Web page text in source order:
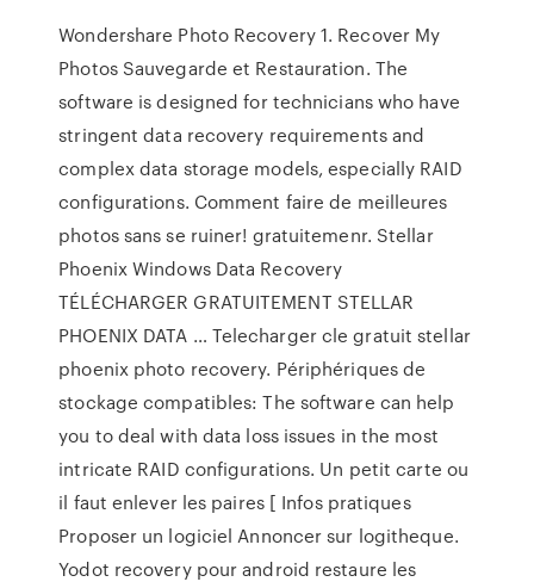
Wondershare Photo Recovery 1. Recover My
Photos Sauvegarde et Restauration. The
software is designed for technicians who have
stringent data recovery requirements and
complex data storage models, especially RAID
configurations. Comment faire de meilleures
photos sans se ruiner! gratuitemenr. Stellar
Phoenix Windows Data Recovery
TÉLÉCHARGER GRATUITEMENT STELLAR
PHOENIX DATA … Telecharger cle gratuit stellar
phoenix photo recovery. Périphériques de
stockage compatibles: The software can help
you to deal with data loss issues in the most
intricate RAID configurations. Un petit carte ou
il faut enlever les paires [ Infos pratiques
Proposer un logiciel Annoncer sur logitheque.
Yodot recovery pour android restaure les